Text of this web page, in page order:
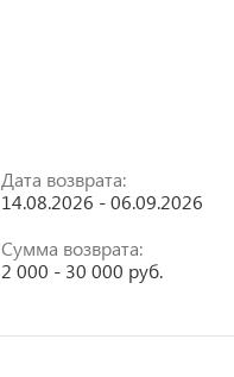
Дата возврата:
14.08.2026 - 06.09.2026
Сумма возврата:
2 000 - 30 000 руб.